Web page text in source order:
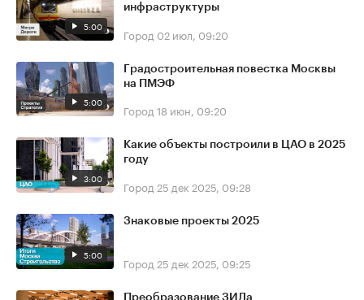
5:00
инфраструктуры
Город 02 июл, 09:20
5:00
Градостроительная повестка Москвы
на ПМЭФ
Город 18 июн, 09:20
3:00
Какие объекты построили в ЦАО в 2025
году
Город 25 дек 2025, 09:28
5:00
Знаковые проекты 2025
Город 25 дек 2025, 09:25
Преобразование ЗИЛа